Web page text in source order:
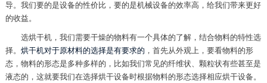
导。我们要的是设备的性价比，要的是机械设备的效率高，给我们带来更好
的收益。
选烘干机，我们需要干燥的物料有一个具体的了解，结合物料的特性选
择。 烘干机对于原材料的选择是有要求的 ，首先从外观上，要看物料的形
态，物料的形态是多种多样的，比如我们常见的纤维状、颗粒状有些甚至是
液态的，这就要我们在选择烘干设备时根据物料的形态选择相应烘干设备。